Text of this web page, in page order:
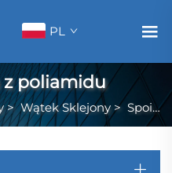
PL
poliamidu
>Wątek Sklejony > Spoiwa nitka z poliamidu